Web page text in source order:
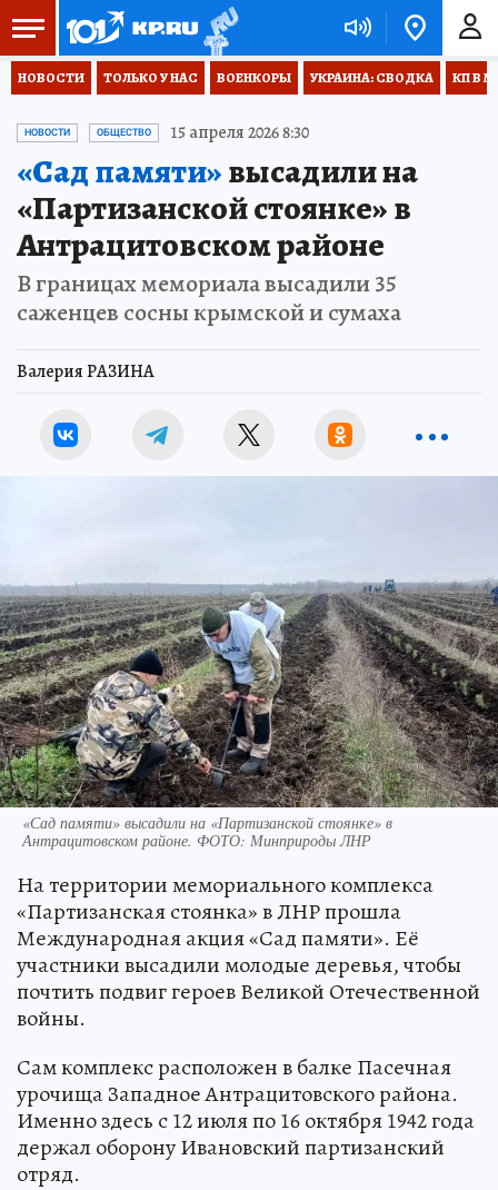
НОВОСТИ ТОЛЬКО У НАС ВОЕНКОРЫ УКРАИНА: СВОДКА КП В
НОВОСТИ ОБЩЕСТВО 15 апреля 2026 8:30
«Сад памяти»высадили на
«Партизанской стоянке» в
Антрацитовском районе
В границах мемориала высадили 35
саженцев сосны крымской и сумаха
Валерия РАЗИНА
«Сад памяти» высадили на «Партизанской стоянке» в
Антрацитовском районе. ФОТО: Минприроды ЛНР
На территории мемориального комплекса
«Партизанская стоянка» в ЛНР прошла
Международная акция «Сад памяти». Её
участники высадили молодые деревья, чтобы
почтить подвиг героев Великой Отечественной
войны.
Сам комплекс расположен в балке Пасечная
урочища Западное Антрацитовского района.
Именно здесь с 12 июля по 16 октября 1942 года
держал оборону Ивановский партизанский
отряд.